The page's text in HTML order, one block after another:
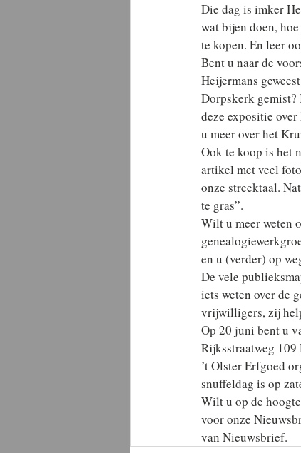
Die dag is imker
wat bijen doen,
te kopen. En leer
Bent u naar de
Heijermans
Dorpskerk
deze expositie
u meer over het
Ook te koop is het
artikel met veel
onze streektaal.
te gras”.
Wilt u meer weten
en u (verder) op
De vele
iets weten over de
vrijwilligers, zij
Op 20 juni bent u
Rijksstraatweg 109
’t Olster Erfgoed
snuffeldag is op
Wilt u op de
voor onze
van Nieuwsbrief.